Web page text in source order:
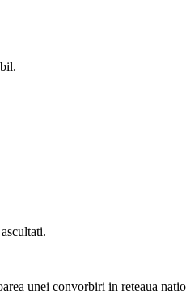
unei convorbiri in reteaua